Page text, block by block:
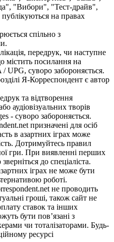
"Вибори", "Тест-драйв",
на правах
спільно з
передрук, чи наступне
містить посилання на
UPG, суворо забороняється.
Я-Корреспондент є автор
та відтворення
аудіовізуальних творів
- суворо забороняється.
призначені для осіб
в азартних іграх може
Дотримуйтесь правил
гри. При виявленні перших
до спеціаліста.
іграх не може бути
роботі.
не проводить
гроші, також сайт не
ставок та інших
бути пов’язані з
чи тоталізаторами. Будь-
ресурсі